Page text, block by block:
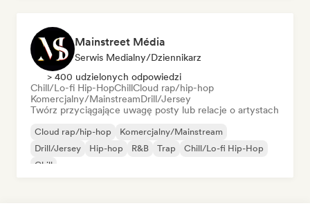
Mainstreet Média
Serwis Medialny/Dziennikarz
> 400 udzielonych odpowiedzi
Chill/Lo-fi Hip-HopChillCloud rap/hip-hop
Komercjalny/MainstreamDrill/Jersey
Twórz przyciągające uwagę posty lub relacje o artystach
Cloud rap/hip-hop
Komercjalny/Mainstream
Drill/Jersey
Hip-hop R&B Trap
Chill/Lo-fi Hip-Hop
Chill